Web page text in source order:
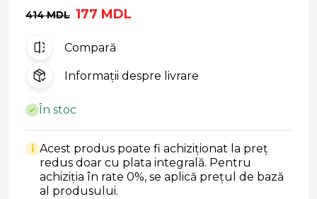
414 MDL 177 MDL
Compară
Informații despre livrare
În stoc
i Acest produs poate fi achiziționat la preț
redus doar cu plata integrală. Pentru
achiziția în rate 0%, se aplică prețul de bază
al produsului.